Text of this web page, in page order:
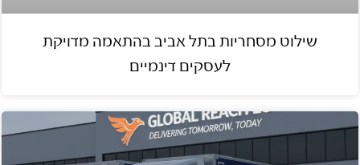
שילוט מסחריות בתל אביב בהתאמה מדויקת
לעסקים דינמיים